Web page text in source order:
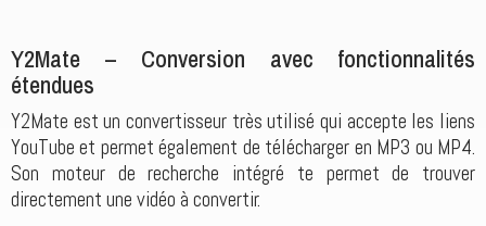
Y2Mate – Conversion avec fonctionnalités
étendues
Y2Mate est un convertisseur très utilisé qui accepte les liens
YouTube et permet également de télécharger en MP3 ou MP4.
Son moteur de recherche intégré te permet de trouver
directement une vidéo à convertir.